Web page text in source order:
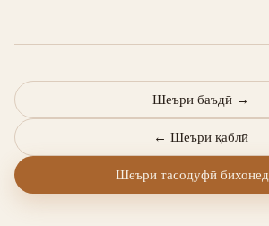
← Шеъри қаблӣ
Шеъри баъдӣ →
Шеъри тасодуфӣ бихонед